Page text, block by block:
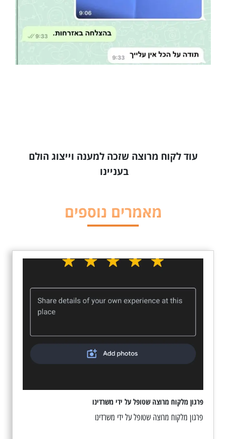
עוד לקוח מרוצה שזכה למענה וייצוג הולם
בעניינו
מאמרים נוספים
פרגון מלקוח מרוצה שטופל על ידי משרדינו
פרגון מלקוח מרוצה שטופל על ידי משרדינו